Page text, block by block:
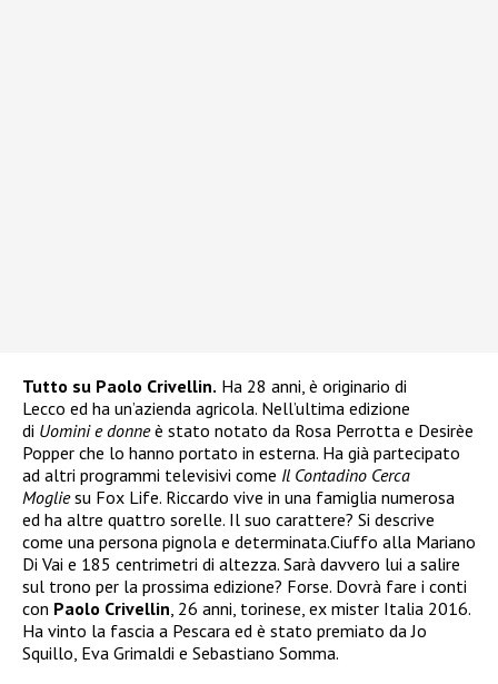
Tutto su Paolo Crivellin. Ha 28 anni, è originario di
Lecco ed ha un’azienda agricola. Nell’ultima edizione
di Uomini e donneè stato notato da Rosa Perrotta e Desirèe
Popper che lo hanno portato in esterna. Ha già partecipato
ad altri programmi televisivi come Il Contadino Cerca
Mogliesu Fox Life. Riccardo vive in una famiglia numerosa
ed ha altre quattro sorelle. Il suo carattere? Si descrive
come una persona pignola e determinata.Ciuffo alla Mariano
Di Vai e 185 centrimetri di altezza. Sarà davvero lui a salire
sul trono per la prossima edizione? Forse. Dovrà fare i conti
con Paolo Crivellin , 26 anni, torinese, ex mister Italia 2016.
Ha vinto la fascia a Pescara ed è stato premiato da Jo
Squillo, Eva Grimaldi e Sebastiano Somma.